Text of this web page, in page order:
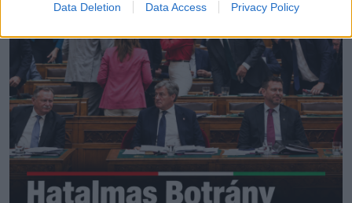
Data Deletion Data Access Privacy Policy